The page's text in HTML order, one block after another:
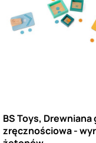
BS Toys, Drewniana
zręcznościowa -